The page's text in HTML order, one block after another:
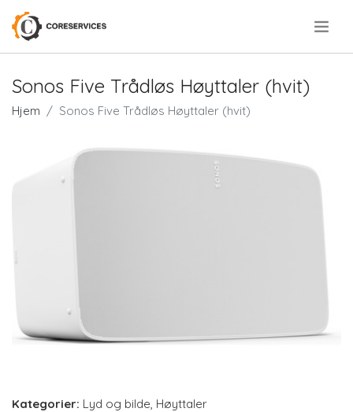
Sonos Five Trådløs Høyttaler (hvit)
Hjem Sonos Five Trådløs Høyttaler (hvit)
Kategorier: Lyd og bilde Høyttaler